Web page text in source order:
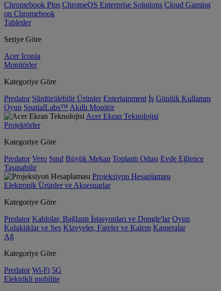
Chromebook Plus ChromeOS Enterprise Solutions Cloud Gaming
on Chromebook
Tabletler
Seriye Göre
Acer Iconia
Monitörler
Kategoriye Göre
Predator Sürdürülebilir Ürünler Entertainment İş Günlük Kullanım
Oyun SpatialLabs™ Akıllı Monitör
Acer Ekran Teknolojisi
Projektörler
Kategoriye Göre
Predator Vero Sınıf Büyük Mekan Toplantı Odası Evde Eğlence
Taşınabilir
Projeksiyon Hesaplaması
Elektronik Ürünler ve Aksesuarlar
Kategoriye Göre
Predator Kablolar, Bağlantı İstasyonları ve Dongle'lar Oyun
Kulaklıklar ve Ses Klavyeler, Fareler ve Kalem Kameralar
Ağ
Kategoriye Göre
Predator Wi-Fi 5G
Elektrikli mobilite